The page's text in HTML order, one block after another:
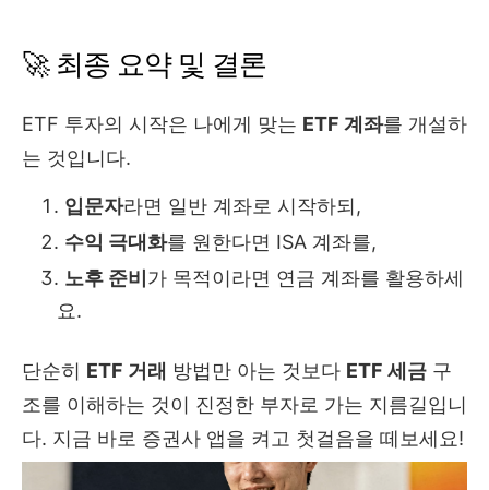
🚀 최종 요약 및 결론
ETF 투자의 시작은 나에게 맞는 ETF 계좌를 개설하
는 것입니다.
입문자라면 일반 계좌로 시작하되,
수익 극대화를 원한다면 ISA 계좌를,
노후 준비가 목적이라면 연금 계좌를 활용하세
요.
단순히 ETF 거래 방법만 아는 것보다 ETF 세금 구
조를 이해하는 것이 진정한 부자로 가는 지름길입니
다. 지금 바로 증권사 앱을 켜고 첫걸음을 떼보세요!